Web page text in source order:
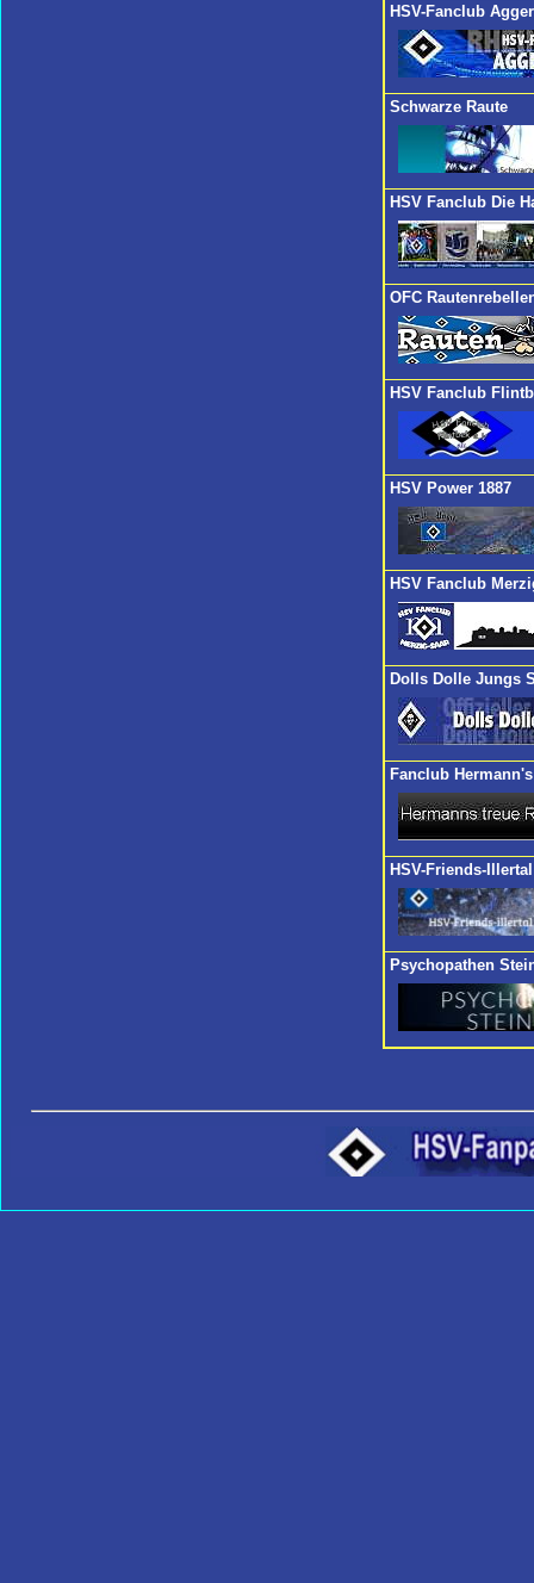
HSV-Fanclub
Schwarze Raute
HSV Fanclub Die
OFC
HSV Fanclub
HSV Power 1887
HSV Fanclub
Dolls Dolle Jungs
Fanclub
HSV-Friends-Illertal
Psychopathen